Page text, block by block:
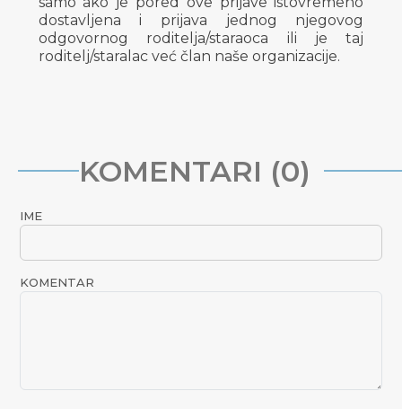
dostavljena i prijava jednog njegovog
odgovornog roditelja/staraoca ili je taj
roditelj/staralac već član naše organizacije.
KOMENTARI (0)
IME
KOMENTAR